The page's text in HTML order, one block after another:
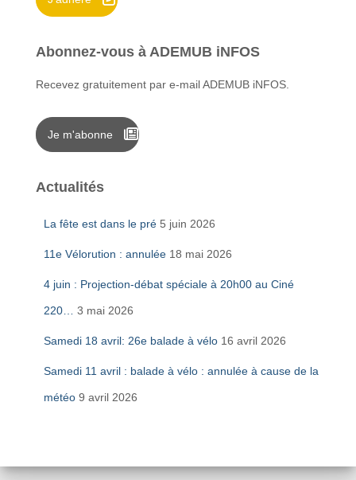
:
Abonnez-vous à ADEMUB iNFOS
Recevez gratuitement par e-mail ADEMUB iNFOS.
Je m'abonne
Actualités
La fête est dans le pré 5 juin 2026
11e Vélorution : annulée 18 mai 2026
4 juin : Projection-débat spéciale à 20h00 au Ciné
220… 3 mai 2026
Samedi 18 avril: 26e balade à vélo 16 avril 2026
Samedi 11 avril : balade à vélo : annulée à cause de la
météo 9 avril 2026